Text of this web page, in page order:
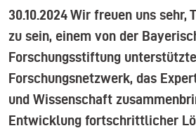
30.10.2024Wir freuen uns sehr,
zu sein, einem von der
Forschungsstiftung
Forschungsnetzwerk, das
und Wissenschaft
Entwicklung fortschrittlicher